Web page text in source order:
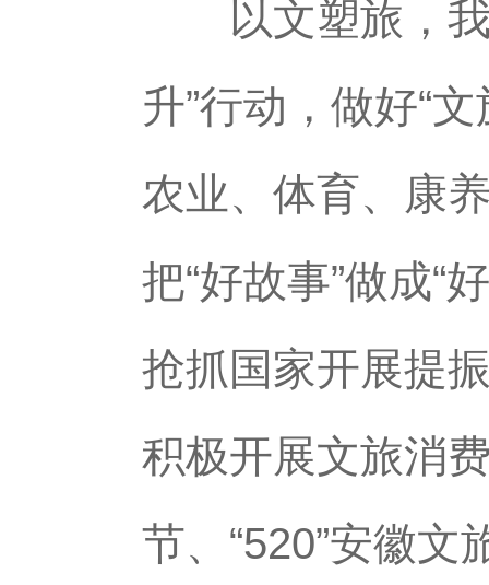
以文塑旅，我
升”行动，做好“
农业、体育、康
把“好故事”做成“
抢抓国家开展提
积极开展文旅消
节、“520”安徽